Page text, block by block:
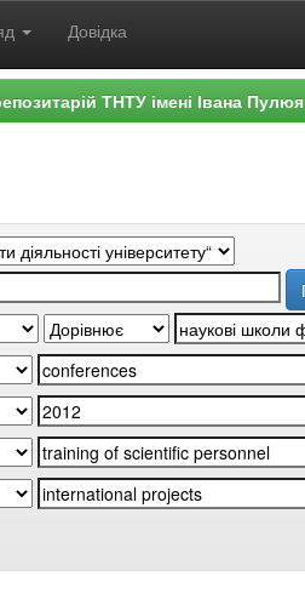
Довідка
ТНТУ імені Івана Пулюя